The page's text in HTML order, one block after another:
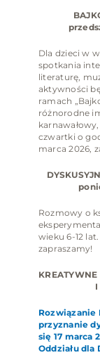
Dla dzieci w
spotkania
literaturę,
aktywności
ramach
różnorodne
czwartki o
marca 2026,
Rozmowy o
wieku 6-12
zapraszamy!
I
Rozwiązanie
przyznanie
się 17 marca
Oddziału dla